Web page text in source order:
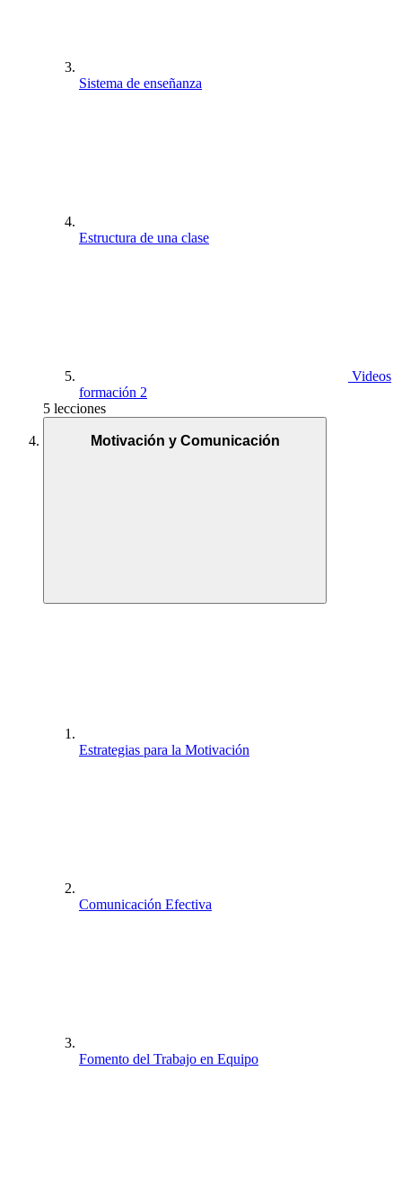
Sistema de enseñanza
Estructura de una clase
Videos
formación 2
5 lecciones
Motivación y Comunicación
Estrategias para la Motivación
Comunicación Efectiva
Fomento del Trabajo en Equipo